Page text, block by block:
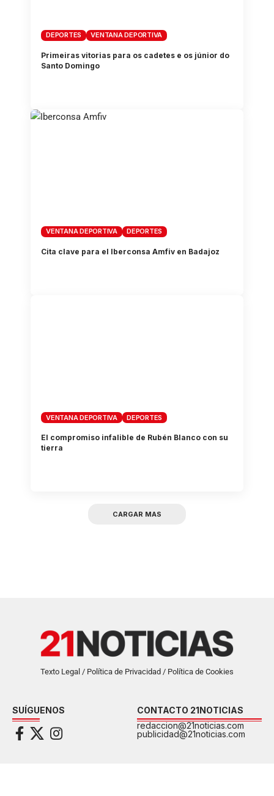
DEPORTES VENTANA DEPORTIVA
Primeiras vitorias para os cadetes e os júnior do
Santo Domingo
VENTANA DEPORTIVA DEPORTES
Cita clave para el Iberconsa Amfiv en Badajoz
VENTANA DEPORTIVA DEPORTES
El compromiso infalible de Rubén Blanco con su
tierra
CARGAR MAS
Texto Legal / Política de Privacidad / Política de Cookies
SUÍGUENOS
CONTACTO 21NOTICIAS
redaccion@21noticias.com
publicidad@21noticias.com